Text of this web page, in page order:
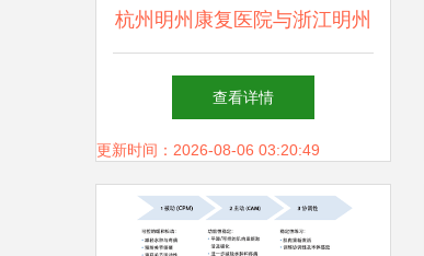
杭州明州康复医院与浙江明州
康复医院设备对比 哪家更胜
一筹？
查看详情
更新时间：2026-08-06 03:20:49